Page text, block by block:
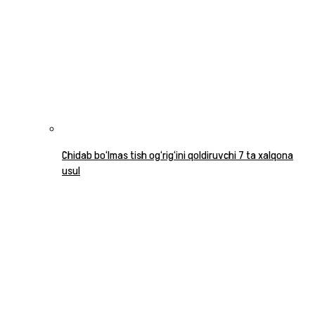
Chidab bo‘lmas tish og‘rig‘ini qoldiruvchi 7 ta xalqona
usul